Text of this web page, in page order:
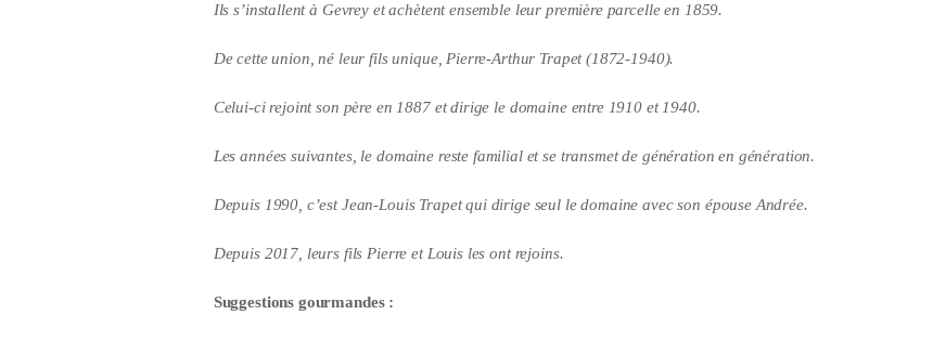
Ils s’installent à Gevrey et achètent ensemble leur première parcelle en 1859.
De cette union, né leur fils unique, Pierre-Arthur Trapet (1872-1940).
Celui-ci rejoint son père en 1887 et dirige le domaine entre 1910 et 1940.
Les années suivantes, le domaine reste familial et se transmet de génération en génération.
Depuis 1990, c’est Jean-Louis Trapet qui dirige seul le domaine avec son épouse Andrée.
Depuis 2017, leurs fils Pierre et Louis les ont rejoins.
Suggestions gourmandes :